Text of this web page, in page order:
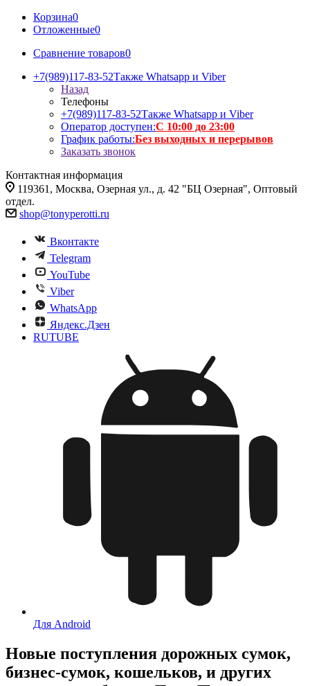
Корзина0
Отложенные0
Сравнение товаров0
+7(989)117-83-52Также Whatsapp и Viber
Назад
Телефоны
+7(989)117-83-52Также Whatsapp и Viber
Оператор доступен:С 10:00 до 23:00
График работы:Без выходных и перерывов
Заказать звонок
Контактная информация
119361, Москва, Озерная ул., д. 42 "БЦ Озерная", Оптовый
отдел.
shop@tonyperotti.ru
Вконтакте
Telegram
YouTube
Viber
WhatsApp
Яндекс.Дзен
RUTUBE
Для Android
Новые поступления дорожных сумок,
бизнес-сумок, кошельков, и других